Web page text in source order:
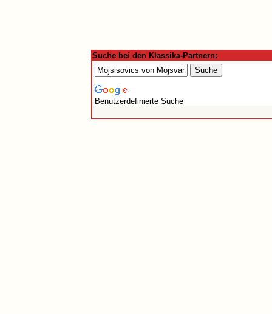
Suche bei den Klassika-Partnern:
Benutzerdefinierte Suche